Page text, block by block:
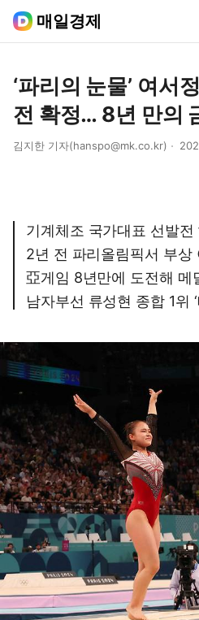
매일경제
‘파리의 눈물’ 여서
전 확정… 8년 만의
김지한 기자(hanspo@mk.co.kr)
기계체조 국가대표 선발전
2년 전 파리올림픽서 부상
亞게임 8년만에 도전해 메
남자부선 류성현 종합 1위